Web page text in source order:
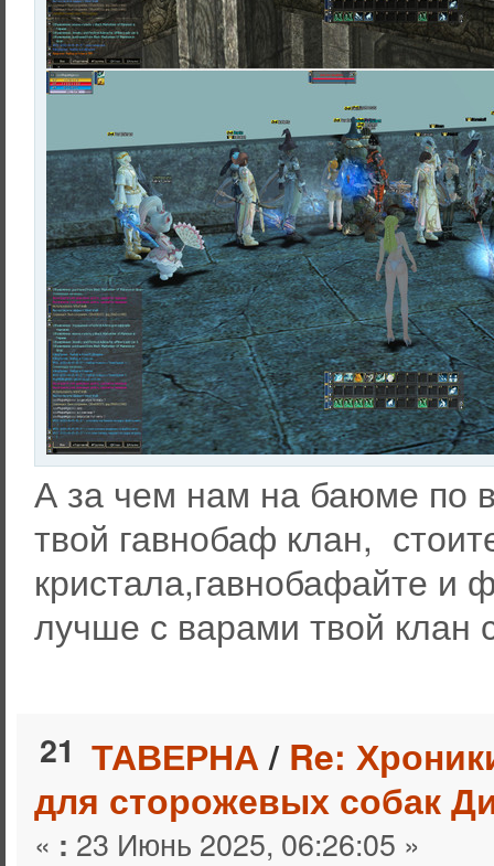
А за чем нам на баюме по
твой гавнобаф клан,
кристала,гавнобафайте и
лучше с варами твой клан
21 ТАВЕРНА/ Re:
для сторожевых собак
« : 23 Июнь 2025, 06:26:05 »